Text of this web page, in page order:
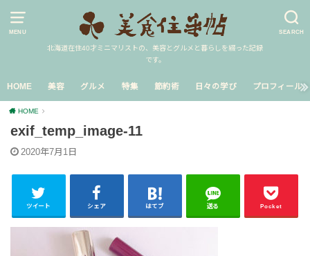
MENU SEARCH
北海道在住40才ミニマリストの、美容とグルメと暮らしを綴った記録
です。
HOME 美容 グルメ 特集 節約術 日々の学び プロフィール
HOME
exif_temp_image-11
2020年7月1日
ツイート シェア はてブ 送る Pocket